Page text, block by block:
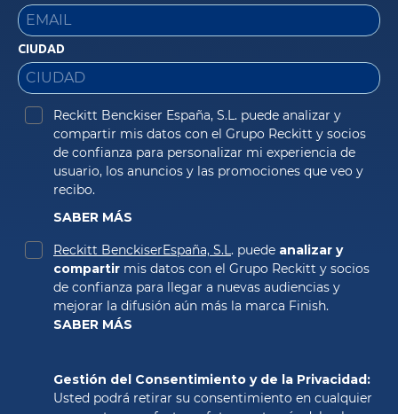
CIUDAD
Reckitt Benckiser España, S.L. puede analizar y
compartir mis datos con el Grupo Reckitt y socios
de confianza para personalizar mi experiencia de
usuario, los anuncios y las promociones que veo y
SABER MÁS
Reckitt BenckiserEspaña, S.L. puede analizar y
compartir mis datos con el Grupo Reckitt y socios
de confianza para llegar a nuevas audiencias y
SABER MÁS
Usted podrá retirar su consentimiento en cualquier